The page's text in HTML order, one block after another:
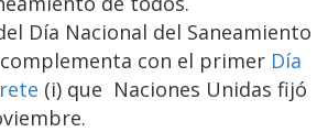
Día Nacional del Saneamiento
con el primer Día
(i) que Naciones Unidas fijó